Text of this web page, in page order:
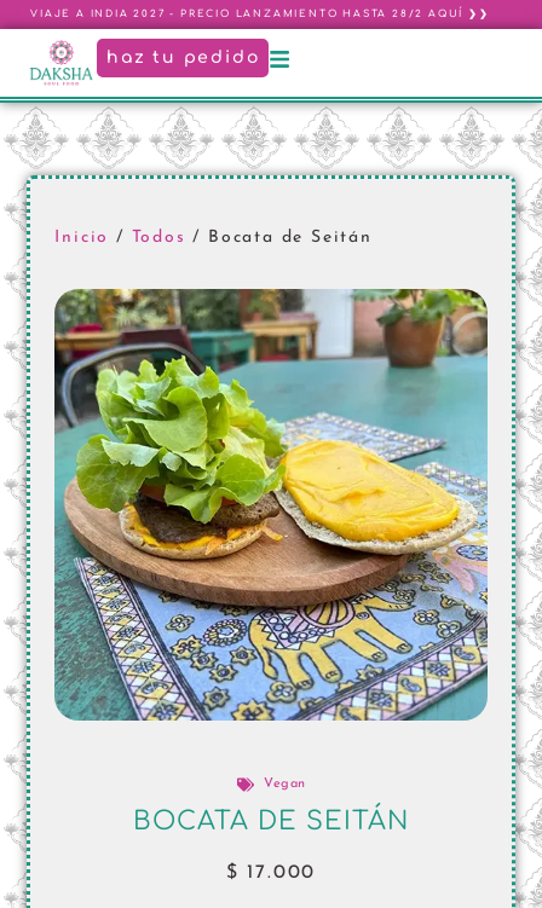
VIAJE A INDIA 2027 - PRECIO LANZAMIENTO HASTA 28/2 AQUÍ ❯❯
haz tu pedido
Inicio / Todos / Bocata de Seitán
Vegan
BOCATA DE SEITÁN
$ 17.000